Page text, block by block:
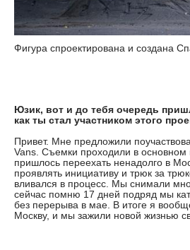
Фигура спроектирована и создана
Юзик, вот и до тебя очередь
как ты стал участником этого
Привет. Мне предложили
Vans. Съемки проходили в основном
пришлось переехать ненадолго в
проявлять инициативу и трюк за
вливался в процесс. Мы снимали
сейчас помню 17 дней подряд мы
без перерыва в мае. В итоге я
Москву, и мы зажили новой жизнью